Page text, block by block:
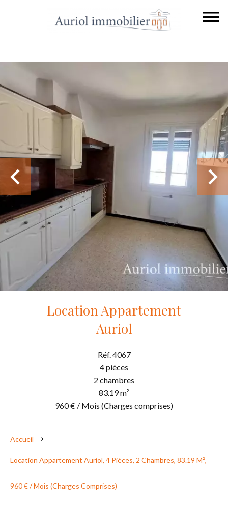
Location Appartement
Auriol
Réf. 4067
4 pièces
2 chambres
83.19 m²
960 € / Mois (Charges comprises)
Accueil
Location Appartement Auriol, 4 Pièces, 2 Chambres, 83.19 M²,
960 € / Mois (Charges Comprises)